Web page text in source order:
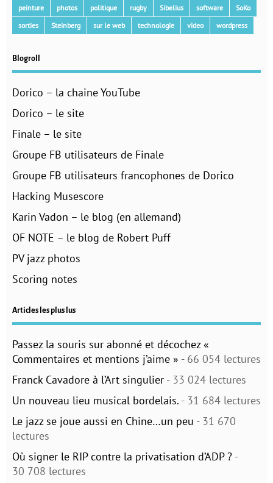
peinture
photos politique rugby Sibelius software
SoKo
sorties
Steinberg sur le web technologie video wordpress
Blogroll
Dorico – la chaine YouTube
Dorico – le site
Finale – le site
Groupe FB utilisateurs de Finale
Groupe FB utilisateurs francophones de Dorico
Hacking Musescore
Karin Vadon – le blog (en allemand)
OF NOTE – le blog de Robert Puff
PV jazz photos
Scoring notes
Articles les plus lus
Passez la souris sur abonné et décochez «
Commentaires et mentions j’aime » - 66 054 lectures
Franck Cavadore à l’Art singulier - 33 024 lectures
Un nouveau lieu musical bordelais. - 31 684 lectures
Le jazz se joue aussi en Chine…un peu - 31 670
lectures
Où signer le RIP contre la privatisation d’ADP ? -
30 708 lectures